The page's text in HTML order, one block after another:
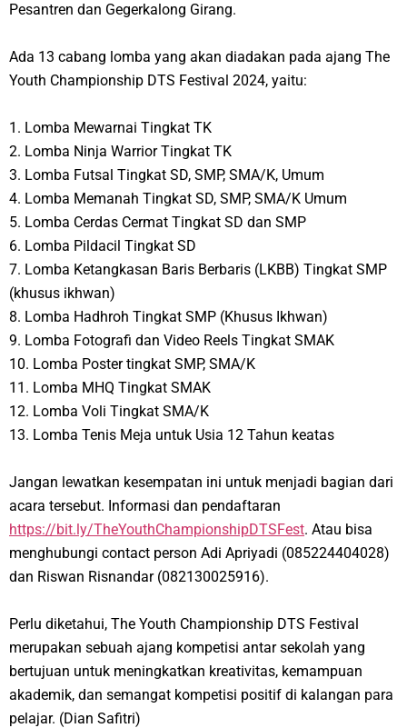
Pesantren dan Gegerkalong Girang.
Ada 13 cabang lomba yang akan diadakan pada ajang The
Youth Championship DTS Festival 2024, yaitu:
1. Lomba Mewarnai Tingkat TK
2. Lomba Ninja Warrior Tingkat TK
3. Lomba Futsal Tingkat SD, SMP, SMA/K, Umum
4. Lomba Memanah Tingkat SD, SMP, SMA/K Umum
5. Lomba Cerdas Cermat Tingkat SD dan SMP
6. Lomba Pildacil Tingkat SD
7. Lomba Ketangkasan Baris Berbaris (LKBB) Tingkat SMP
(khusus ikhwan)
8. Lomba Hadhroh Tingkat SMP (Khusus Ikhwan)
9. Lomba Fotografi dan Video Reels Tingkat SMAK
10. Lomba Poster tingkat SMP, SMA/K
11. Lomba MHQ Tingkat SMAK
12. Lomba Voli Tingkat SMA/K
13. Lomba Tenis Meja untuk Usia 12 Tahun keatas
Jangan lewatkan kesempatan ini untuk menjadi bagian dari
acara tersebut. Informasi dan pendaftaran
https://bit.ly/TheYouthChampionshipDTSFest. Atau bisa
menghubungi contact person Adi Apriyadi (085224404028)
dan Riswan Risnandar (082130025916).
Perlu diketahui, The Youth Championship DTS Festival
merupakan sebuah ajang kompetisi antar sekolah yang
bertujuan untuk meningkatkan kreativitas, kemampuan
akademik, dan semangat kompetisi positif di kalangan para
pelajar. (Dian Safitri)